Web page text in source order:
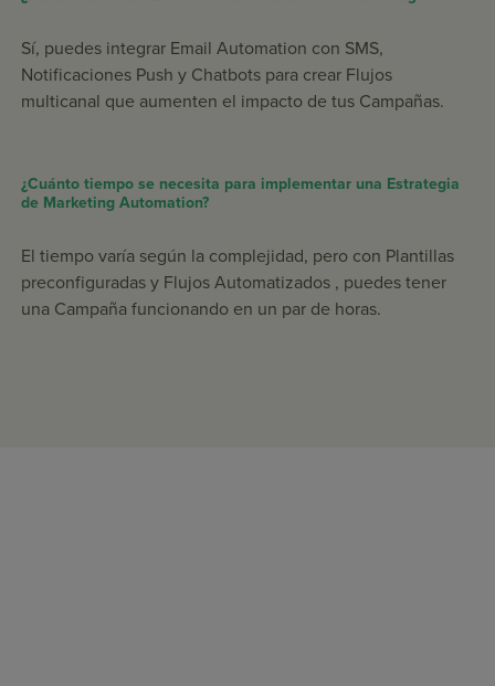
Sí, puedes integrar Email Automation con SMS,
Notificaciones Push y Chatbots para crear Flujos
multicanal que aumenten el impacto de tus Campañas.
¿Cuánto tiempo se necesita para implementar una Estrategia
de Marketing Automation?
El tiempo varía según la complejidad, pero con Plantillas
preconfiguradas y Flujos Automatizados , puedes tener
una Campaña funcionando en un par de horas.